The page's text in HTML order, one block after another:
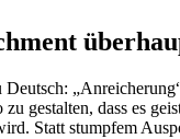
gestalten, dass es
Statt stumpfem